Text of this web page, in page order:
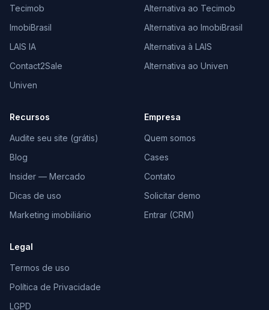
Tecimob
ImobiBrasil
LAIS IA
Contact2Sale
Univen
Alternativa ao Tecimob
Alternativa ao ImobiBrasil
Alternativa à LAIS
Alternativa ao Univen
Recursos
Audite seu site (grátis)
Blog
Insider — Mercado
Dicas de uso
Marketing imobiliário
Empresa
Quem somos
Cases
Contato
Solicitar demo
Entrar (CRM)
Legal
Termos de uso
Política de Privacidade
LGPD